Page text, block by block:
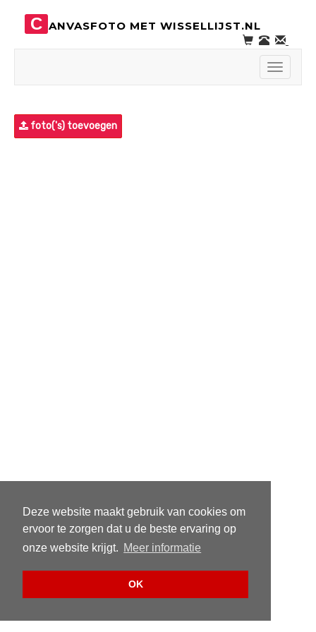
Deze website maakt gebruik van cookies om
ervoor te zorgen dat u de beste ervaring op
onze website krijgt. Meer informatie
OK
C ANVASFOTO MET WISSELLIJST.NL
Toggle
foto('s) toevoegen